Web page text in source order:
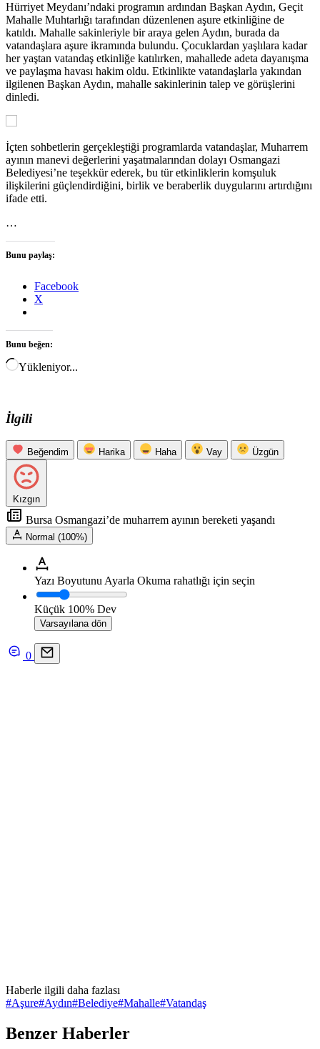
Hürriyet Meydanı’ndaki programın ardından Başkan Aydın, Geçit
Mahalle Muhtarlığı tarafından düzenlenen aşure etkinliğine de
katıldı. Mahalle sakinleriyle bir araya gelen Aydın, burada da
vatandaşlara aşure ikramında bulundu. Çocuklardan yaşlılara kadar
her yaştan vatandaş etkinliğe katılırken, mahallede adeta dayanışma
ve paylaşma havası hakim oldu. Etkinlikte vatandaşlarla yakından
ilgilenen Başkan Aydın, mahalle sakinlerinin talep ve görüşlerini
dinledi.
İçten sohbetlerin gerçekleştiği programlarda vatandaşlar, Muharrem
ayının manevi değerlerini yaşatmalarından dolayı Osmangazi
Belediyesi’ne teşekkür ederek, bu tür etkinliklerin komşuluk
ilişkilerini güçlendirdiğini, birlik ve beraberlik duygularını artırdığını
ifade etti.
…
Bunu paylaş:
Facebook
X
Bunu beğen:
Yükleniyor...
İlgili
Beğendim Harika Haha Vay Üzgün
Kızgın
Bursa Osmangazi’de muharrem ayının bereketi yaşandı
Normal (100%)
Yazı Boyutunu Ayarla Okuma rahatlığı için seçin
Küçük 100% Dev
Varsayılana dön
0
Haberle ilgili daha fazlası
#Aşure#Aydın#Belediye#Mahalle#Vatandaş
Benzer Haberler